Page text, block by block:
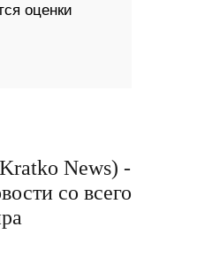
оценки
News) -
со всего